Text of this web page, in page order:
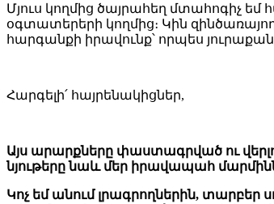
Մյուս կողմից ծայրահեղ մտահոգիչ
օգտատերերի կողմից։ Կին
հարգանքի իրավունք՝ որպես
Հարգելի՛ հայրենակիցներ,
Այս արարքները փաստագրված ու
նյութերը նաև մեր իրավապահ
Կոչ եմ անում լրագրողներին,